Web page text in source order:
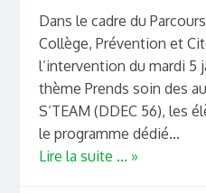
Dans le cadre du
Collège, Prévention et
l’intervention du mardi 5
thème Prends soin des
S’TEAM (DDEC 56), les
le programme dédié...
Lire la suite ... »